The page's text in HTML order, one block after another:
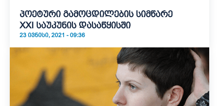
პოეტური გამოცდილების სიმწარე
XXI საუკუნის დასაწყისში
23 ᲘᲕᲜᲘᲡᲘ, 2021 - 09:36